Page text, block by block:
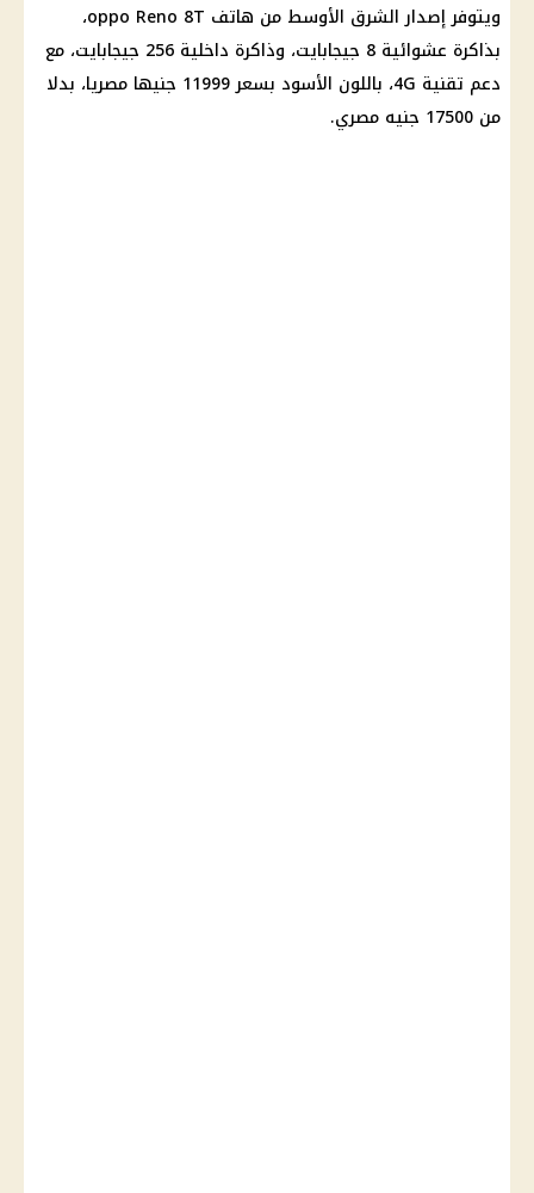
ويتوفر إصدار الشرق الأوسط من هاتف oppo Reno 8T،
بذاكرة عشوائية 8 جيجابايت، وذاكرة داخلية 256 جيجابايت، مع
دعم تقنية 4G، باللون الأسود بسعر 11999 جنيها مصريا، بدلا
من 17500 جنيه مصري.